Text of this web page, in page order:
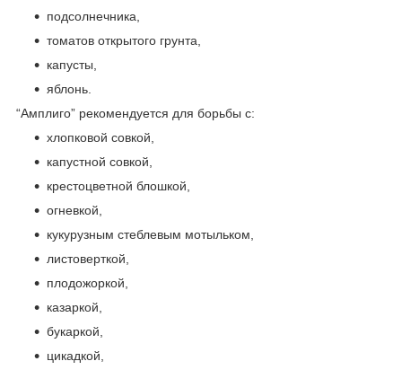
подсолнечника,
томатов открытого грунта,
капусты,
яблонь.
“Амплиго” рекомендуется для борьбы с:
хлопковой совкой,
капустной совкой,
крестоцветной блошкой,
огневкой,
кукурузным стеблевым мотыльком,
листоверткой,
плодожоркой,
казаркой,
букаркой,
цикадкой,